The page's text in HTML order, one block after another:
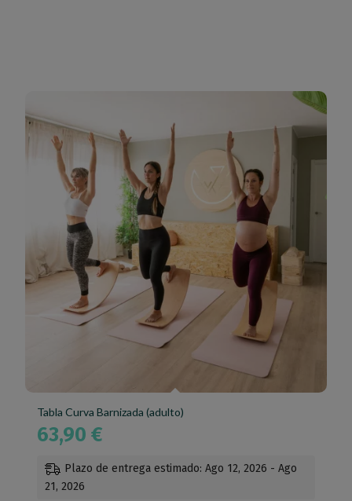
Tabla Curva Barnizada (adulto)
63,90€
Plazo de entrega estimado: Ago 12, 2026 - Ago
21, 2026